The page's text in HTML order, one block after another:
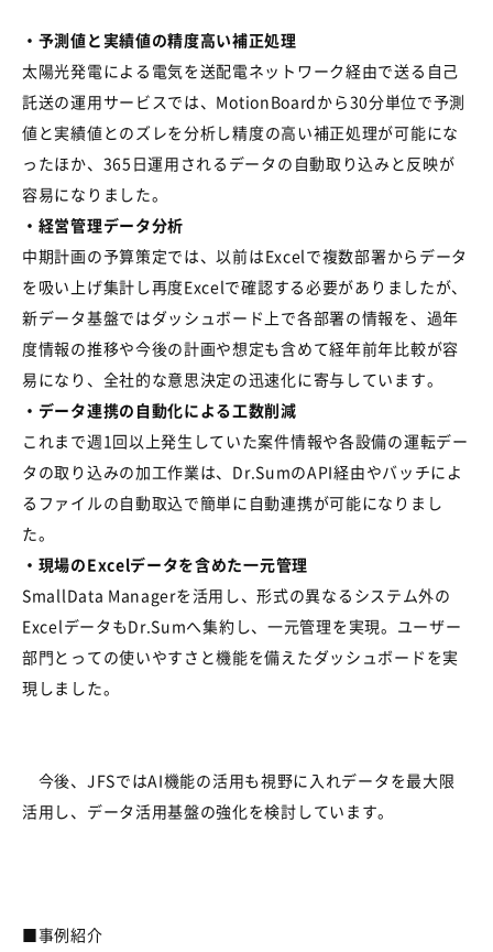
・予測値と実績値の精度高い補正処理
太陽光発電による電気を送配電ネットワーク経由で送る自己
託送の運用サービスでは、 MotionBoardから 30分単位で予測
値と実績値とのズレを分析し精度の高い補正処理が可能にな
ったほか、 365日運用されるデータの自動取り込みと反映が
容易にな りました。
・経営管理データ分析
中期計画の予算策定では、以前はExcelで複数部署からデータ
を吸い上げ集計し再度Excelで確認する必要がありましたが、
新データ基盤ではダッシュボード上で各部署の情報を、過年
度情報の推移や今後の計画や想定も含めて経年前年比較が容
易になり、全社的な意思決定の迅速化に寄与しています。
・データ連携の自動化による工数削減
これまで週1回以上発生していた案件情報や各設備の運転デー
タの取り込みの加工作業は、 Dr.SumのAPI経由やバッチによ
るファイルの自動取込で簡単に自動連携が可能になりまし
た。
・現場のExcelデータを含めた一元管理
SmallData Managerを活用し、形式の異なる システム外の
ExcelデータもDr.Sumへ集約し、一元管理を実現。ユーザー
部門とっての使いやすさと機能を備えたダッシュボードを実
現しました。
今後、 JFSではAI機能の活用も視野に入れデータを最大限
活用し、データ活用基盤の強化を検討しています。
■事例紹介